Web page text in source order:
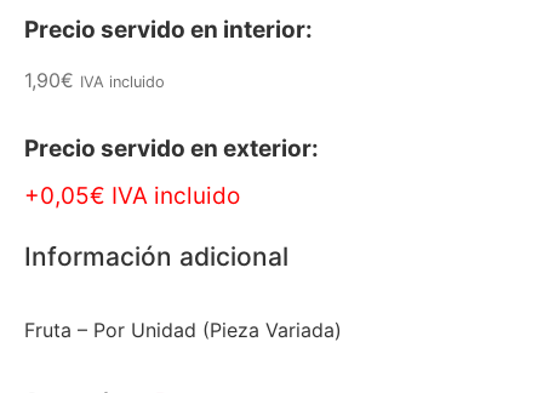
Precio servido en interior:
1,90€ IVA incluido
Precio servido en exterior:
+0,05€ IVA incluido
Información adicional
Fruta – Por Unidad (Pieza Variada)